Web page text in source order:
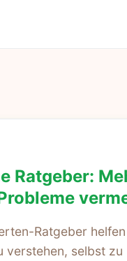
Ratgeber:
Ratgeber
verstehen, selbst zu